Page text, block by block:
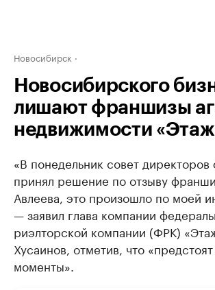
Новосибирск
Новосибирского
лишают франшизы
недвижимости
«В понедельник совет директоров
принял решение по отзыву
Авлеева, это произошло по моей
— заявил глава компании
риэлторской компании (ФРК)
Хусаинов, отметив, что
моменты».